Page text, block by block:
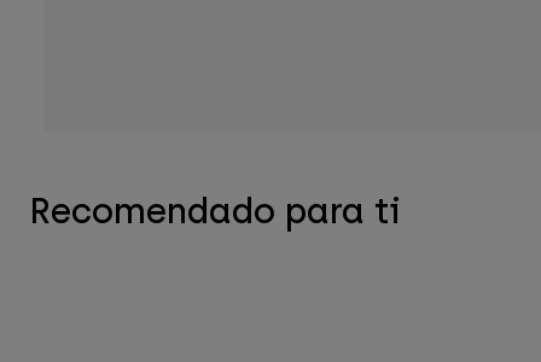
Recomendado para ti